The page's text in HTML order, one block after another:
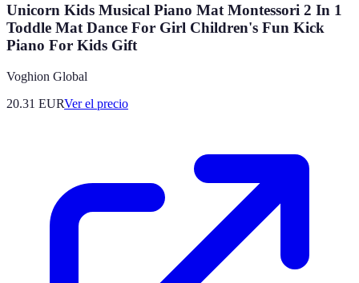
Unicorn Kids Musical Piano Mat Montessori 2 In 1
Toddle Mat Dance For Girl Children's Fun Kick
Piano For Kids Gift
Voghion Global
20.31 EURVer el precio